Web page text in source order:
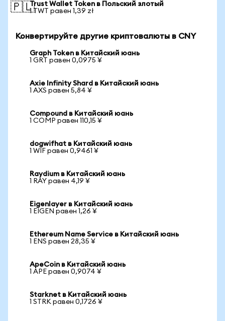
🇵🇱Trust Wallet Token в Польский злотый
1 TWT равен 1,39 zł
Конвертируйте другие криптовалюты в CNY
Graph Token в Китайский юань
1 GRT равен 0,0975 ¥
Axie Infinity Shard в Китайский юань
1 AXS равен 5,84 ¥
Compound в Китайский юань
1 COMP равен 110,15 ¥
dogwifhat в Китайский юань
1 WIF равен 0,9461 ¥
Raydium в Китайский юань
1 RAY равен 4,19 ¥
Eigenlayer в Китайский юань
1 EIGEN равен 1,26 ¥
Ethereum Name Service в Китайский юань
1 ENS равен 28,35 ¥
ApeCoin в Китайский юань
1 APE равен 0,9074 ¥
Starknet в Китайский юань
1 STRK равен 0,1726 ¥